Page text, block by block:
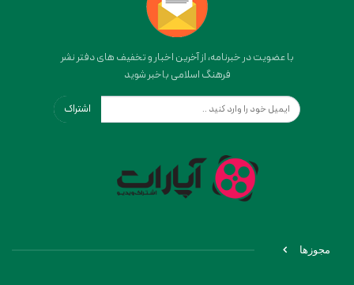
با عضویت در خبرنامه، از آخرین اخبار و تخفیف های دفتر نشر
فرهنگ اسلامی باخبر شوید
اشتراک
مجوزها